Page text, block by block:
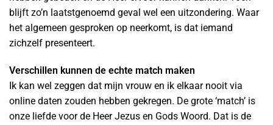
blijft zo’n laatstgenoemd geval wel een uitzondering. Waar
het algemeen gesproken op neerkomt, is dat iemand
zichzelf presenteert.
Verschillen kunnen de echte match maken
Ik kan wel zeggen dat mijn vrouw en ik elkaar nooit via
online daten zouden hebben gekregen. De grote ‘match’ is
onze liefde voor de Heer Jezus en Gods Woord. Dat is de